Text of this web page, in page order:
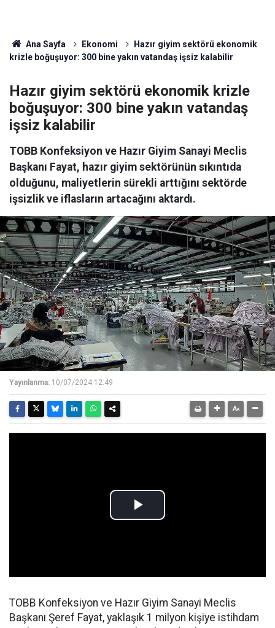
Ana Sayfa Ekonomi
Hazır giyim sektörü ekonomik
krizle boğuşuyor: 300 bine yakın vatandaş işsiz kalabilir
Hazır giyim sektörü ekonomik krizle
boğuşuyor: 300 bine yakın vatandaş
işsiz kalabilir
TOBB Konfeksiyon ve Hazır Giyim Sanayi Meclis
Başkanı Fayat, hazır giyim sektörünün sıkıntıda
olduğunu, maliyetlerin sürekli arttığını sektörde
işsizlik ve iflasların artacağını aktardı.
Yayınlanma: 10/07/2024 12:49
TOBB Konfeksiyon ve Hazır Giyim Sanayi Meclis
Başkanı Şeref Fayat, yaklaşık 1 milyon kişiye istihdam